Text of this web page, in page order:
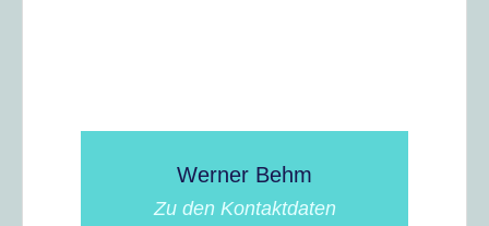
Werner Behm
Zu den Kontaktdaten